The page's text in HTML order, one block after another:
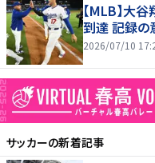
【MLB】大
到達 記録の
2026/07/10
サッカーの新着記事